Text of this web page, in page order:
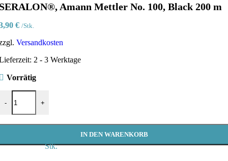
Amann Mettler No. 100, Black 200 m
€ /Stk.
Versandkosten
2 - 3 Werktage
Vorrätig
-
Amann Mettler No. 100, Black 200 m Menge
+
Stk.
IN DEN WARENKORB